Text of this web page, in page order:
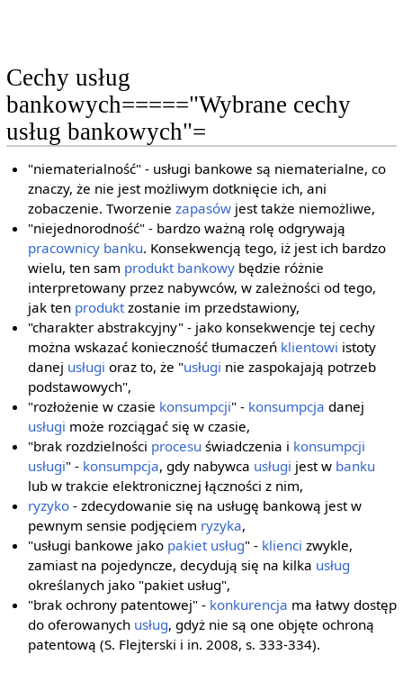
Cechy usług
bankowych====="Wybrane cechy
usług bankowych"=
"niematerialność" - usługi bankowe są niematerialne, co
znaczy, że nie jest możliwym dotknięcie ich, ani
zobaczenie. Tworzeniezapasów jest także niemożliwe,
"niejednorodność" - bardzo ważną rolę odgrywają
pracownicy banku. Konsekwencją tego, iż jest ich bardzo
wielu, ten sam produkt bankowy będzie różnie
interpretowany przez nabywców, w zależności od tego,
jak ten produktzostanie im przedstawiony,
"charakter abstrakcyjny" - jako konsekwencje tej cechy
można wskazać konieczność tłumaczeń klientowi istoty
danej usługi oraz to, że "usługi nie zaspokajają potrzeb
podstawowych",
"rozłożenie w czasie konsumpcji" - konsumpcja danej
usługi może rozciągać się w czasie,
"brak rozdzielności procesu świadczenia i konsumpcji
usługi" - konsumpcja, gdy nabywca usługi jest w banku
lub w trakcie elektronicznej łączności z nim,
ryzyko - zdecydowanie się na usługę bankową jest w
pewnym sensie podjęciem ryzyka,
"usługi bankowe jako pakiet usług" - klienci zwykle,
zamiast na pojedyncze, decydują się na kilka usług
określanych jako "pakiet usług",
"brak ochrony patentowej" - konkurencja ma łatwy dostęp
do oferowanych usług, gdyż nie są one objęte ochroną
patentową (S. Flejterski i in. 2008, s. 333-334).